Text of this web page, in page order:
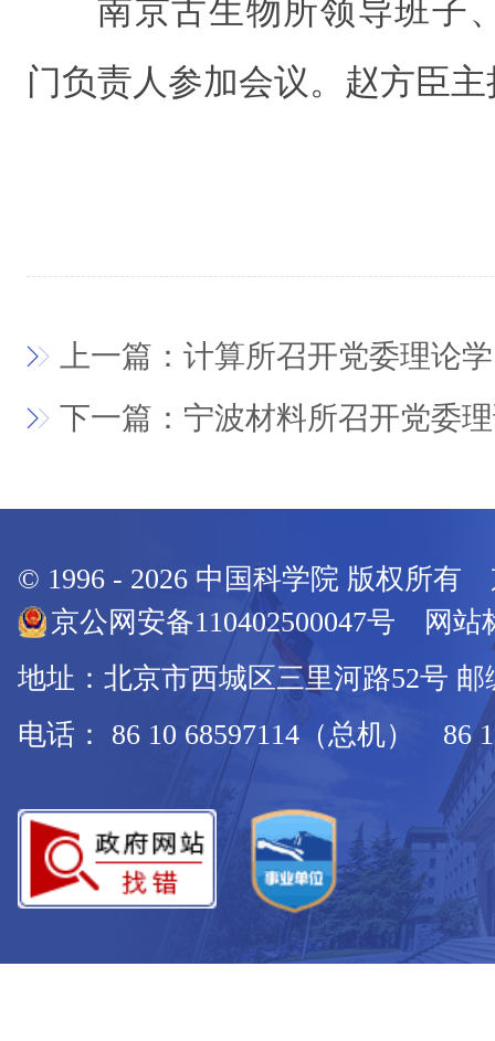
南京古生物所领导班子
门负责人参加会议。赵方臣
上一篇：计算所召开党委理论
下一篇：宁波材料所召开党委
© 1996 - 2026 中国科学院 版权所有
京公网安备110402500047号 网站
地址：北京市西城区三里河路52号 邮
电话： 86 10 68597114（总机） 86